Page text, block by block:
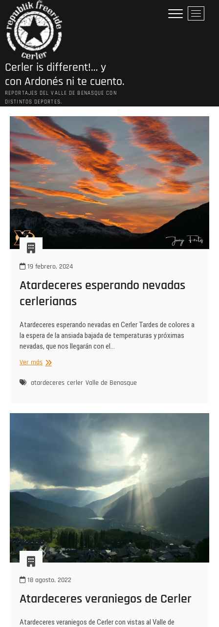
contenido
Cerler is different!… y
con Ardonés ni te cuento.
REPORTAJES DEL VALLE DE BENASQUE CON
DISTINTOS DEPORTES.
B
o
e
19 febrero, 2024
Atardeceres esperando nevadas
cerlerianas
Atardeceres esperando nevadas en Cerler Tardes de colores a
la espera de la ansiada bajada de temperaturas y próximas
nevadas, que nos llegarán con el…
Ver másAtardeceres
nevadas
atardeceres cerler Valle de Benasque
18 agosto, 2022
Atardeceres veraniegos de Cerler
Atardeceres veraniegos de Cerler con vistas al Valle de